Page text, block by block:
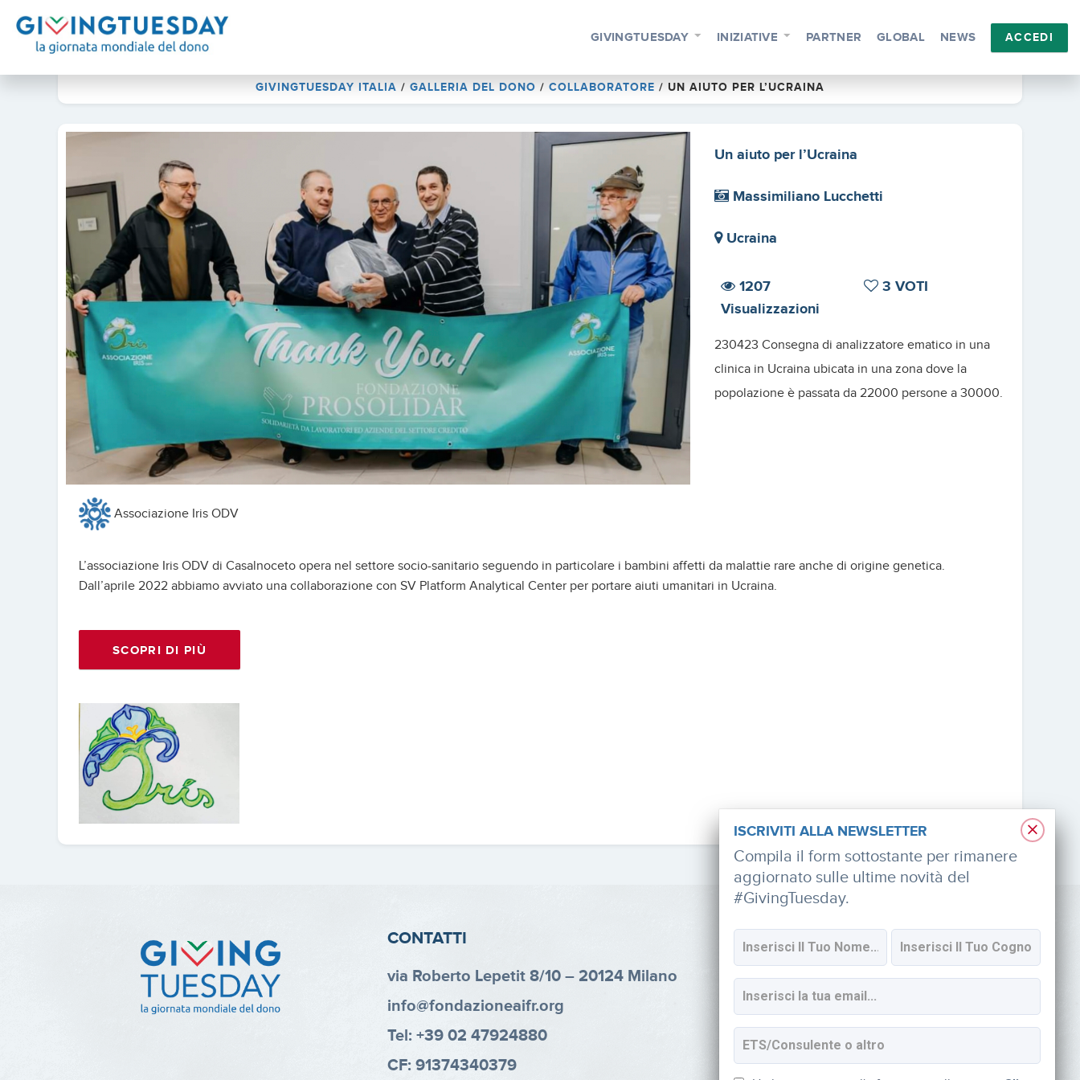
GIVINGTUESDAY INIZIATIVE PARTNER GLOBAL NEWS ACCEDI
GIVINGTUESDAY ITALIA / GALLERIA DEL DONO / COLLABORATORE / UN AIUTO PER L’UCRAINA
Un aiuto per l’Ucraina
Massimiliano Lucchetti
Ucraina
1207
Visualizzazioni
3 VOTI
230423 Consegna di analizzatore ematico in una
clinica in Ucraina ubicata in una zona dove la
popolazione è passata da 22000 persone a 30000.
Associazione Iris ODV
L’associazione Iris ODV di Casalnoceto opera nel settore socio-sanitario seguendo in particolare i bambini affetti da malattie rare anche di origine genetica.
Dall’aprile 2022 abbiamo avviato una collaborazione con SV Platform Analytical Center per portare aiuti umanitari in Ucraina.
SCOPRI DI PIÙ
CONTATTI
via Roberto Lepetit 8/10 – 20124 Milano
info@fondazioneaifr.org
Tel: +39 02 47924880
CF: 91374340379
SOCIAL
Iscriviti alla newsletter
×
ISCRIVITI ALLA NEWSLETTER
Compila il form sottostante per rimanere
aggiornato sulle ultime novità del
#GivingTuesday.